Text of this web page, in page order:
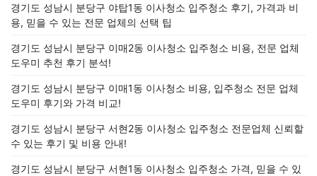
경기도 성남시 분당구 야탑1동 이사청소 입주청소 후기, 가격과 비
용, 믿을 수 있는 전문 업체의 선택 팁
경기도 성남시 분당구 이매2동 이사청소 입주청소 비용, 전문 업체
도우미 추천 후기 분석!
경기도 성남시 분당구 이매1동 이사청소 비용, 입주청소 전문 업체
도우미 후기와 가격 비교!
경기도 성남시 분당구 서현2동 이사청소 입주청소 전문업체 신뢰할
수 있는 후기 및 비용 안내!
경기도 성남시 분당구 서현1동 이사청소 입주청소 가격, 믿을 수 있